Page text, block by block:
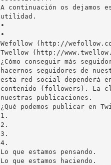
A continuación os dejamos
utilidad.
•
•
Wefollow (http://
Twellow (http://
¿Cómo conseguir más
hacernos seguidores de
esta red social dependerá
contenido (followers). La
nuestras publicaciones.
¿Qué podemos publicar en
1.
2.
3.
4.
Lo que estamos pensando.
Lo que estamos haciendo.